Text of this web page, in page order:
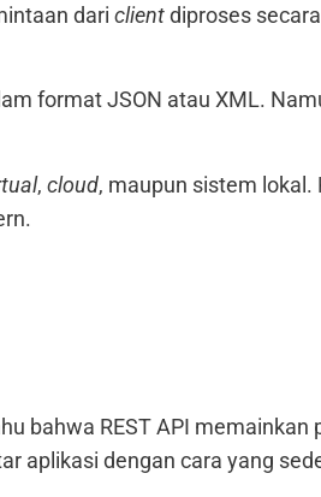
dari clientdiproses
format JSON atau XML.
, cloud, maupun sistem lokal.
bahwa REST API
aplikasi dengan cara yang